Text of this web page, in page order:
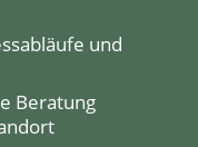
und
Beratung